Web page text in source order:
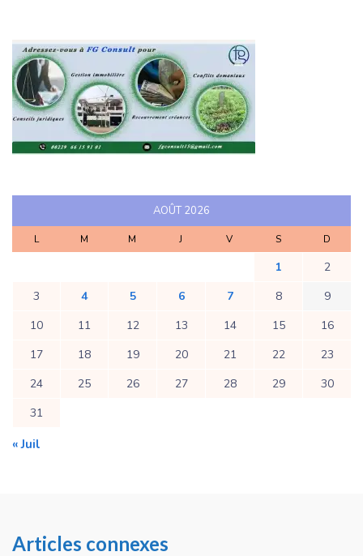
AOÛT 2026
L M M J V S D
1
2
3
4 5 6 7 8
9
10
11 12 13 14 15
16
17
18 19 20 21 22
23
24
25 26 27 28 29
30
31
« Juil
Articles connexes